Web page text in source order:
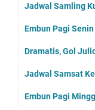
Jadwal Samling
Embun Pagi
Dramatis, Gol
Jadwal Samsat
Embun Pagi